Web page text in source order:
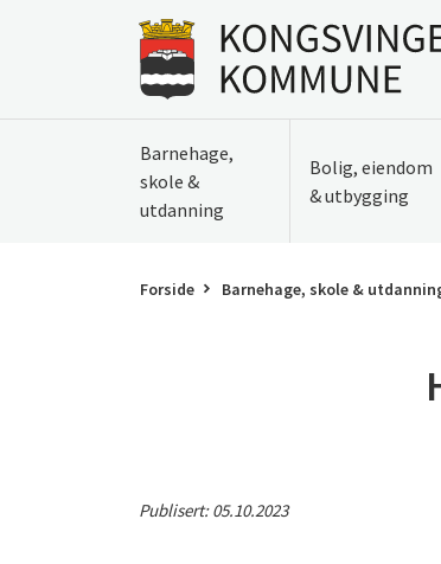
Gå til forsiden
Barnehage,
skole &
utdanning
Bolig, eiendom
& utbygging
Forside Barnehage, skole &
Publisert:05.10.2023